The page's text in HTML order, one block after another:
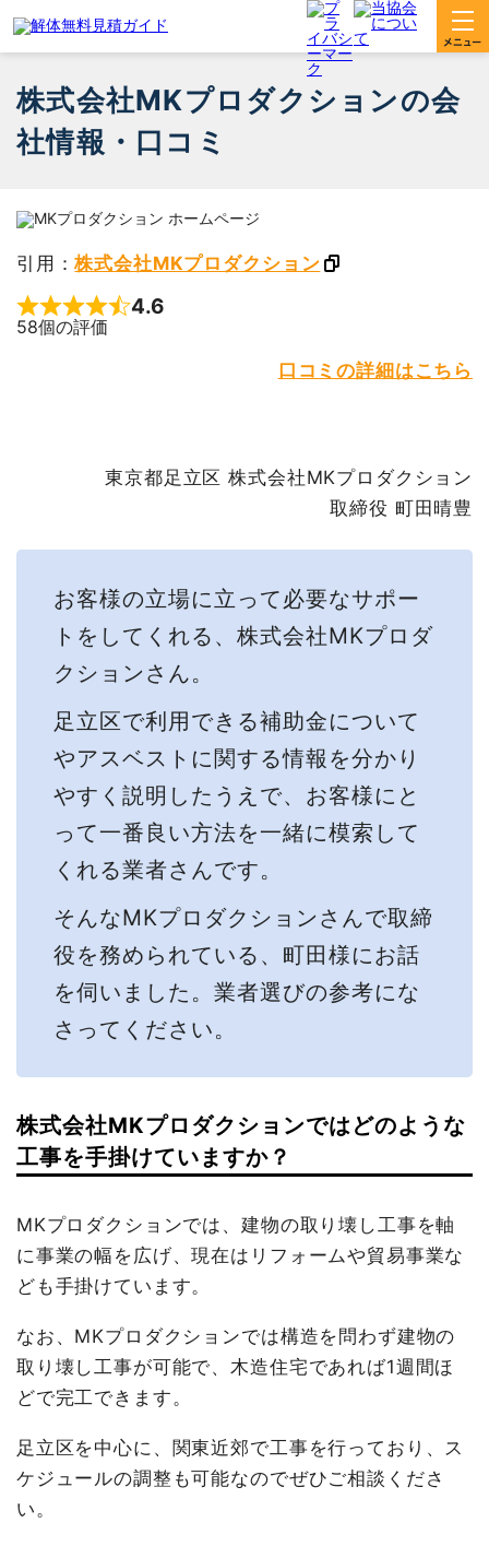
株式会社MKプロダクションの会
社情報・口コミ
引用：株式会社MKプロダクション
Rated 4.6 out of 5
4.6
58個の評価
口コミの詳細はこちら
東京都足立区 株式会社MKプロダクション
取締役 町田晴豊
お客様の立場に立って必要なサポー
トをしてくれる、株式会社MKプロダ
クションさん。
足立区で利用できる補助金について
やアスベストに関する情報を分かり
やすく説明したうえで、お客様にと
って一番良い方法を一緒に模索して
くれる業者さんです。
そんなMKプロダクションさんで取締
役を務められている、町田様にお話
を伺いました。業者選びの参考にな
さってください。
株式会社MKプロダクションではどのような
工事を手掛けていますか？
MKプロダクションでは、建物の取り壊し工事を軸
に事業の幅を広げ、現在はリフォームや貿易事業な
ども手掛けています。
なお、MKプロダクションでは構造を問わず建物の
取り壊し工事が可能で、木造住宅であれば1週間ほ
どで完工できます。
足立区を中心に、関東近郊で工事を行っており、ス
ケジュールの調整も可能なのでぜひご相談くださ
い。